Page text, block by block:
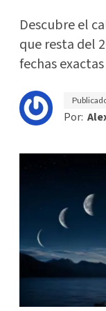
Descubre el
que resta del
fechas
Por: